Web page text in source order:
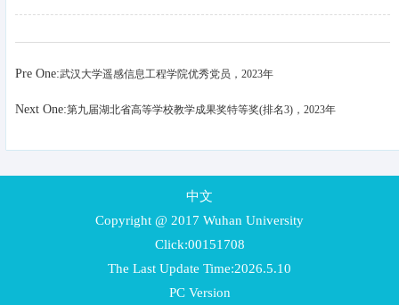
Pre One:武汉大学遥感信息工程学院优秀党员，2023年
Next One:第九届湖北省高等学校教学成果奖特等奖(排名3)，2023年
中文
Copyright @ 2017 Wuhan University
Click:00151708
The Last Update Time:2026.5.10
PC Version